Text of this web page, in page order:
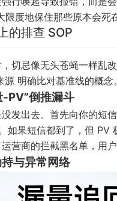
限度地保住那些原本会死
的排查 SOP
切忌像无头苍蝇一样乱
源 明确比对基准线的概念
PV”倒推漏斗
发出去。首先向你的短
如果短信都到了，但
营商的拦截黑名单，用
与异常网络